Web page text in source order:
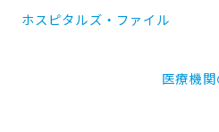
ホスピタルズ・ファイル
医療機